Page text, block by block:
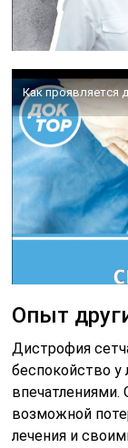
Как проявляется
Опыт
Дистрофия
беспокойство
возможной
лечения и